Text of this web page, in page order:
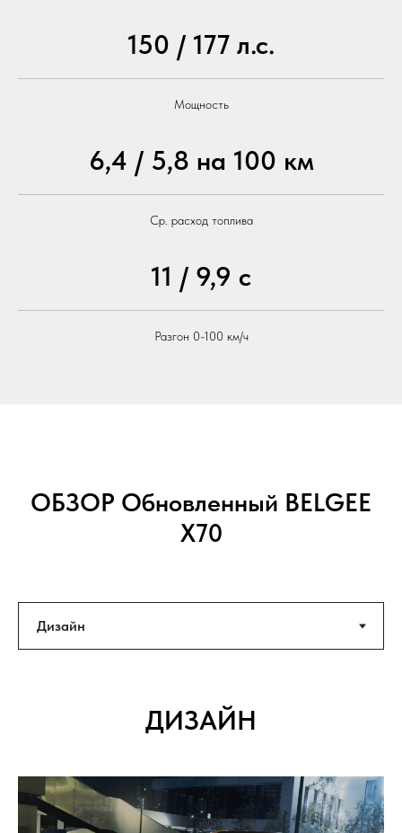
150 / 177 л.с.
Мощность
6,4 / 5,8 на 100 км
Ср. расход топлива
11 / 9,9 с
Разгон 0-100 км/ч
ОБЗОР Обновленный BELGEE
X70
ДИЗАЙН